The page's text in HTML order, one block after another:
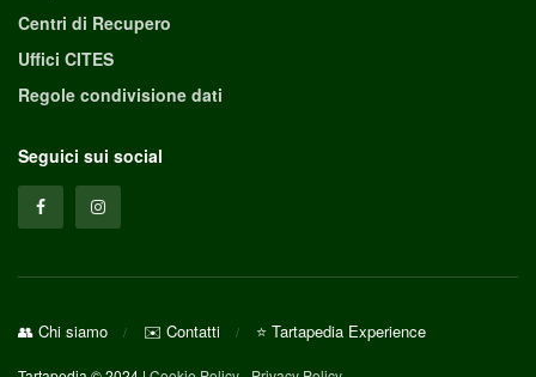
Centri di Recupero
Uffici CITES
Regole condivisione dati
Seguici sui social
👥 Chi siamo ✉️ Contatti ⭐ Tartapedia Experience